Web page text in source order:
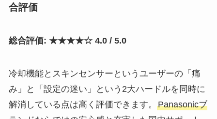
合評価
総合評価: ★★★★☆ 4.0 / 5.0
冷却機能とスキンセンサーというユーザーの「痛
み」と「設定の迷い」という2大ハードルを同時に
解消している点は高く評価できます。 Panasonicブ